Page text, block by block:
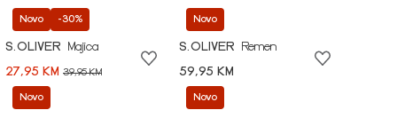
Novo -30%
S.OLIVER
Majica
27,95 KM 39,95 KM
Novo
S.OLIVER
Remen
59,95 KM
Novo Novo